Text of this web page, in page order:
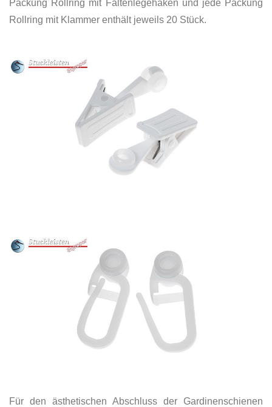
Packung Rollring mit Faltenlegehaken und jede Packung
Rollring mit Klammer enthält jeweils 20 Stück.
Für den ästhetischen Abschluss der Gardinenschienen